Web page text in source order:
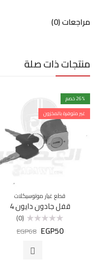
مراجعات (0)
منتجات ذات صلة
26% خصم
غير متوفرة بالمخزون
قطع غيار موتوسيكلات
قفل جادون دايون 4
التقييم
(0)
EGP50
EGP68